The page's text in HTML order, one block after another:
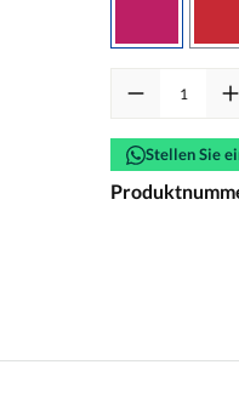
Produkt
Stellen Sie